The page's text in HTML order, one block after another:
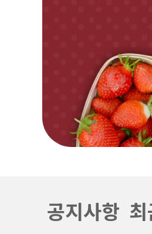
공지사항